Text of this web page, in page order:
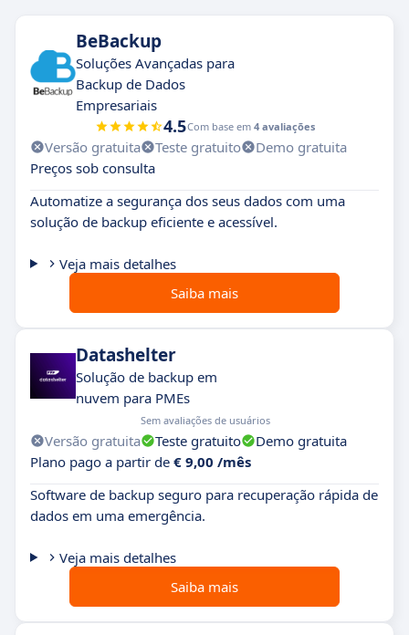
BeBackup
Soluções Avançadas para
Backup de Dados
Empresariais
4.5Com base em 4 avaliações
Versão gratuita Teste gratuito
Demo gratuita
Preços sob consulta
Automatize a segurança dos seus dados com uma
solução de backup eficiente e acessível.
Veja mais detalhes
Saiba mais
Datashelter
Solução de backup em
nuvem para PMEs
Sem avaliações de usuários
Versão gratuita Teste gratuito
Demo gratuita
Plano pago a partir de € 9,00 /mês
Software de backup seguro para recuperação rápida de
dados em uma emergência.
Veja mais detalhes
Saiba mais